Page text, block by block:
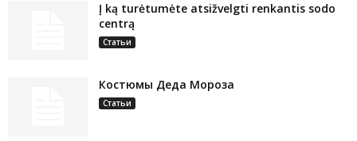
Į ką turėtumėte atsižvelgti renkantis sodo
centrą
Статьи
Костюмы Деда Мороза
Статьи